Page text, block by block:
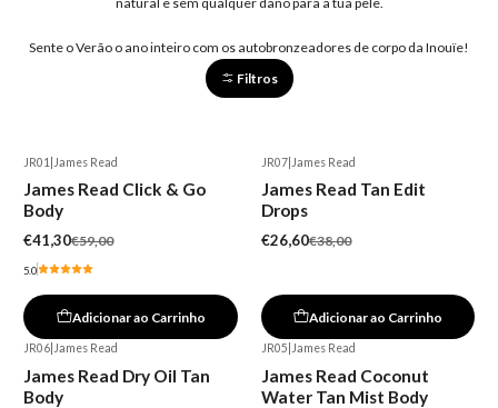
Sente o Verão o ano inteiro com os autobronzeadores de corpo da Inouïe!
Filtros
JR01 James Read
James Read Click & Go
Body
€41,30€59,00
5.0
Adicionar ao Carrinho
JR07| James Read
James Read Tan Edit
Drops
€26,60€38,00
Adicionar ao Carrinho
JR06 James Read
James Read Dry Oil Tan
Body
JR05 James Read
James Read Coconut
Water Tan Mist Body